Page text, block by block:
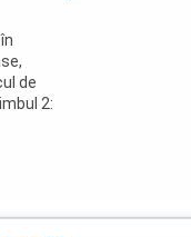
de
2: